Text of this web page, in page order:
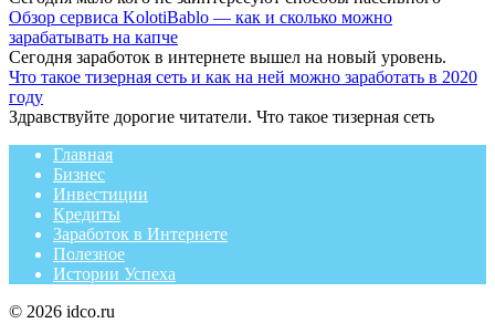
Обзор сервиса KolotiBablo — как и сколько можно
зарабатывать на капче
Сегодня заработок в интернете вышел на новый уровень.
Что такое тизерная сеть и как на ней можно заработать в 2020
году
Здравствуйте дорогие читатели. Что такое тизерная сеть
Главная
Бизнес
Инвестиции
Кредиты
Заработок в Интернете
Полезное
Истории Успеха
© 2026 idco.ru